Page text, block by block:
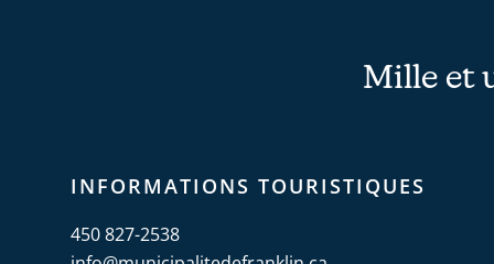
Mille et
INFORMATIONS TOURISTIQUES
450 827-2538